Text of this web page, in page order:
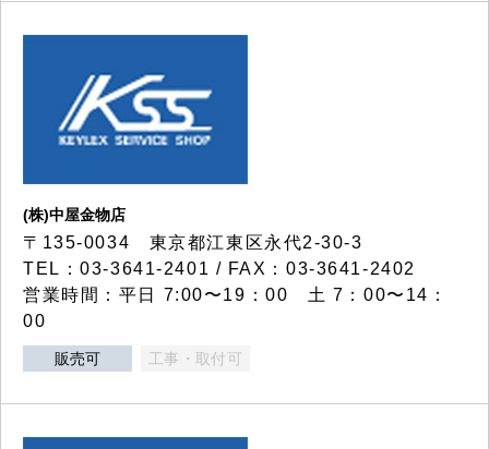
(株)中屋金物店
〒135-0034 東京都江東区永代2-30-3
TEL：03-3641-2401 / FAX：03-3641-2402
営業時間：平日 7:00〜19：00 土 7：00〜14：
00
販売可 工事・取付可